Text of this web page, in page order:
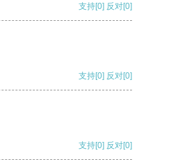
支持[0] 反对[0]
支持[0] 反对[0]
支持[0] 反对[0]